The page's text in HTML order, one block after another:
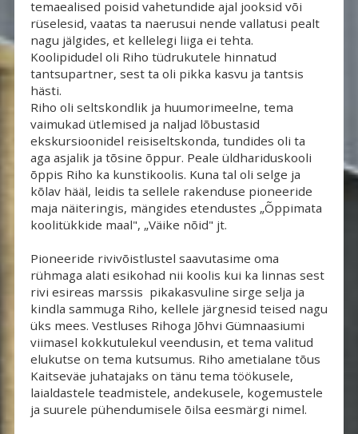
temaealised poisid vahetundide ajal jooksid või
rüselesid, vaatas ta naerusui nende vallatusi pealt
nagu jälgides, et kellelegi liiga ei tehta.
Koolipidudel oli Riho tüdrukutele hinnatud
tantsupartner, sest ta oli pikka kasvu ja tantsis
hästi.
Riho oli seltskondlik ja huumorimeelne, tema
vaimukad ütlemised ja naljad lõbustasid
ekskursioonidel reisiseltskonda, tundides oli ta
aga asjalik ja tõsine õppur. Peale üldhariduskooli
õppis Riho ka kunstikoolis. Kuna tal oli selge ja
kõlav hääl, leidis ta sellele rakenduse pioneeride
maja näiteringis, mängides etendustes „Õppimata
koolitükkide maal", „Väike nõid" jt.
Pioneeride rivivõistlustel saavutasime oma
rühmaga alati esikohad nii koolis kui ka linnas sest
rivi esireas marssis pikakasvuline sirge selja ja
kindla sammuga Riho, kellele järgnesid teised nagu
üks mees. Vestluses Rihoga Jõhvi Gümnaasiumi
viimasel kokkutulekul veendusin, et tema valitud
elukutse on tema kutsumus. Riho ametialane tõus
Kaitseväe juhatajaks on tänu tema töökusele,
laialdastele teadmistele, andekusele, kogemustele
ja suurele pühendumisele õilsa eesmärgi nimel.